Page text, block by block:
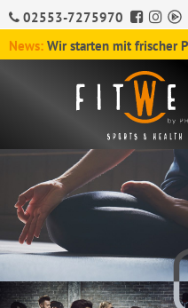
02553-7275970
News: Wir starten mit frischer